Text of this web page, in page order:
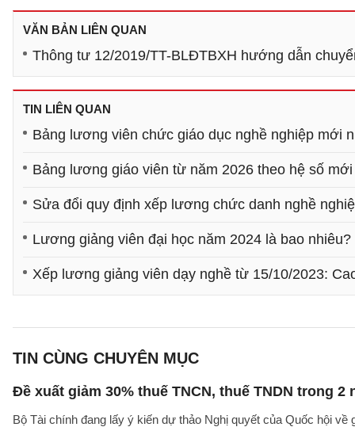
VĂN BẢN LIÊN QUAN
Thông tư 12/2019/TT-BLĐTBXH hướng dẫn
TIN LIÊN QUAN
Bảng lương viên chức giáo dục nghề nghiệp mới
Bảng lương giáo viên từ năm 2026 theo hệ số
Sửa đổi quy định xếp lương chức danh nghề
Lương giảng viên đại học năm 2024 là bao nhiêu?
Xếp lương giảng viên dạy nghề từ 15/10/2023:
TIN CÙNG CHUYÊN MỤC
Đề xuất giảm 30% thuế TNCN, thuế TNDN trong 2
Bộ Tài chính đang lấy ý kiến dự thảo Nghị quyết của Quốc hội